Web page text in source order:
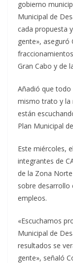
gobierno
Municipal de
cada propuesta
gente», aseguró
Gran Cabo y de
Añadió que
mismo trato y la
están
Plan Municipal
Este miércoles,
integrantes de
de la Zona
sobre desarrollo
empleos.
«Escuchamos
Municipal de
resultados se
gente», señaló